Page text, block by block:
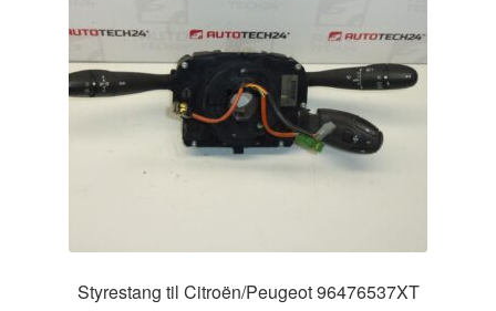
Styrestang til Citroën/Peugeot 96476537XT